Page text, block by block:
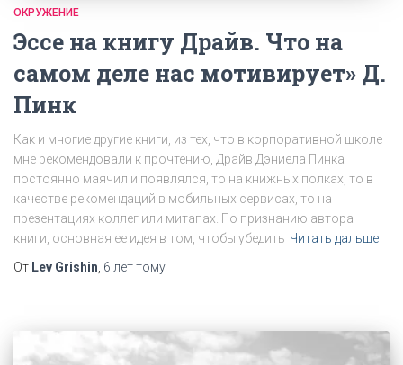
ОКРУЖЕНИЕ
Эссе на книгу Драйв. Что на
самом деле нас мотивирует» Д.
Пинк
Как и многие другие книги, из тех, что в корпоративной школе
мне рекомендовали к прочтению, Драйв Дэниела Пинка
постоянно маячил и появлялся, то на книжных полках, то в
качестве рекомендаций в мобильных сервисах, то на
презентациях коллег или митапах. По признанию автора
книги, основная ее идея в том, чтобы убедить Читать дальше
От Lev Grishin, 6 леттому